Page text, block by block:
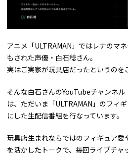
アニメ「ULTRAMAN」ではレナのマ
もされた声優・白石稔さん。
実はご実家が玩具店だったというのを
そんな白石さんのYouTubeチャンネ
は、ただいま「ULTRAMAN」のフィ
にした生配信番組を行なっています。
玩具店生まれならではのフィギュア
を活かしたトークで、毎回ライブチャ